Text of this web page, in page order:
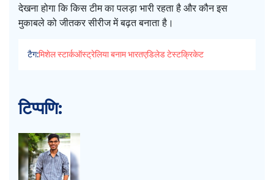
देखना होगा कि किस टीम का पलड़ा भारी रहता है और कौन इस
मुकाबले को जीतकर सीरीज में बढ़त बनाता है।
टैग:मिशेल स्टार्कऑस्ट्रेलिया बनाम भारतएडिलेड टेस्टक्रिकेट
टिप्पणि: